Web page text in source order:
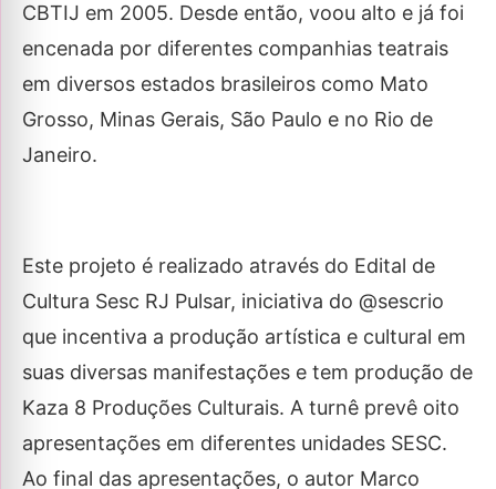
CBTIJ em 2005. Desde então, voou alto e já foi
encenada por diferentes companhias teatrais
em diversos estados brasileiros como Mato
Grosso, Minas Gerais, São Paulo e no Rio de
Janeiro.
Este projeto é realizado através do Edital de
Cultura Sesc RJ Pulsar, iniciativa do @sescrio
que incentiva a produção artística e cultural em
suas diversas manifestações e tem produção de
Kaza 8 Produções Culturais. A turnê prevê oito
apresentações em diferentes unidades SESC.
Ao final das apresentações, o autor Marco